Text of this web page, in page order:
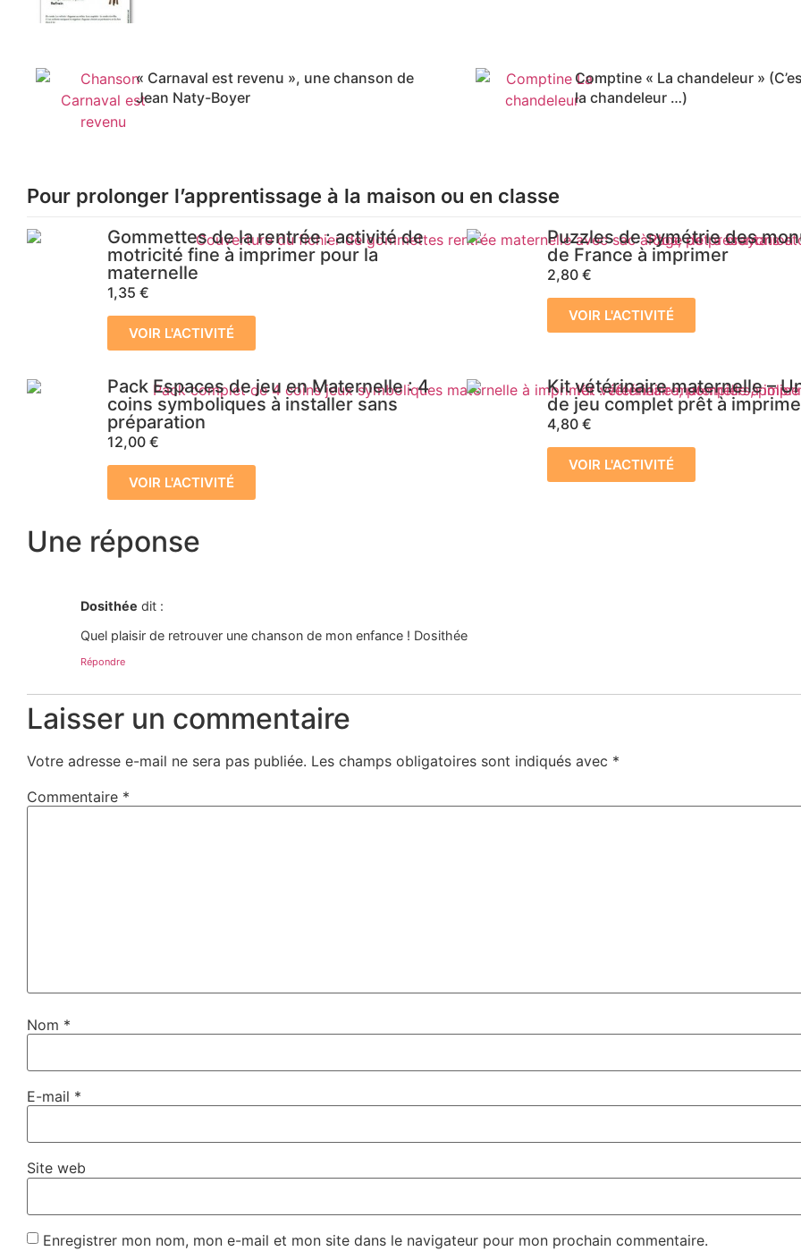
« Carnaval est revenu », une chanson de
Jean Naty-Boyer
Comptine « La chandeleur »
la chandeleur …)
Pour prolonger l’apprentissage à la maison ou en classe
Gommettes de la rentrée : activité de
motricité fine à imprimer pour la
maternelle
1,35 €
VOIR L'ACTIVITÉ
Puzzles de symétrie des
de France à imprimer
2,80 €
VOIR L'ACTIVITÉ
Pack Espaces de jeu en Maternelle : 4
coins symboliques à installer sans
préparation
12,00 €
VOIR L'ACTIVITÉ
Kit vétérinaire maternelle –
de jeu complet prêt à
4,80 €
VOIR L'ACTIVITÉ
Une réponse
Dosithée dit :
Quel plaisir de retrouver une chanson de mon enfance ! Dosithée
Répondre
Laisser un commentaire
Votre adresse e-mail ne sera pas publiée. Les champs obligatoires sont indiqués avec *
Commentaire *
Nom *
E-mail *
Site web
Enregistrer mon nom, mon e-mail et mon site dans le navigateur pour mon prochain commentaire.